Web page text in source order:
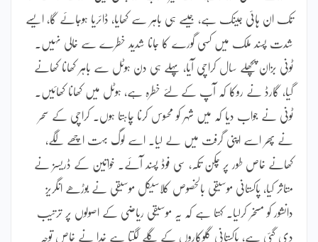
تک ان ہائی جینک ہے، جیسے ہی باہر سے کھایا، ڈائریا ہوجائے گا، ایسے
شدت پسند ملک میں کسی گورے کا جانا شدید خطرے سے خالی نہیں۔
ٹونی بزان پچھلے سال کراچی آیا، پہلے ہی دن ہوٹل سے باہر کھانا کھانے
گیا، گارڈ نے روکا کہ آپ کے لئے خطرہ ہے، ہوٹل میں کھانا کھائیں۔
ٹونی نے جواب دیا کہ میں شہر کو محسوس کرنا چاہتا ہوں۔ کراچی کے سحر
نے پھر اسے اپنی گرفت میں لے لیا۔ اسے لوگ بہت اچھے لگے،
کھانے خاص طور پر چکن تکہ، سی فوڈ پسند آئے۔ خواتین کے ڈریسز نے
متاثر کیا، پاکستانی موسیقی بالخصوص کلاسیکل موسیقی نے بوڑھے انگریز
دانشور کو مسخر کرلیا۔ کہتا ہے کہ یہ موسیقی ریاضی کے اصولوں پر ترتیب
دی گئی ہے، پاکستانی گلوکاروں کے گلے لگتا ہے خدا نے خاص توجہ